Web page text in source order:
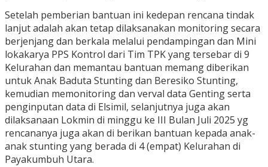
Setelah pemberian bantuan ini kedepan rencana tindak
lanjut adalah akan tetap dilaksanakan monitoring secara
berjenjang dan berkala melalui pendampingan dan Mini
lokakarya PPS Kontrol dari Tim TPK yang tersebar di 9
Kelurahan dan memantau bantuan memang diberikan
untuk Anak Baduta Stunting dan Beresiko Stunting,
kemudian memonitoring dan verval data Genting serta
penginputan data di Elsimil, selanjutnya juga akan
dilaksanaan Lokmin di minggu ke III Bulan Juli 2025 yg
rencananya juga akan di berikan bantuan kepada anak-
anak stunting yang berada di 4 (empat) Kelurahan di
Payakumbuh Utara.